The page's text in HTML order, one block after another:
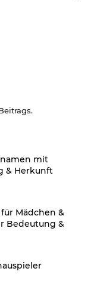
mit
& Herkunft
Mädchen &
Bedeutung &